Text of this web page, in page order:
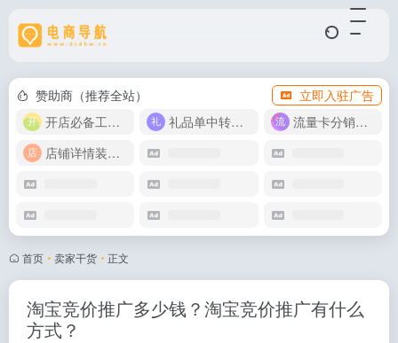
赞助商（推荐全站）
立即入驻广告
开店必备工具箱
礼品单中转同步单
流量卡分销代理
店铺详情装修模版
首页 • 卖家干货 • 正文
淘宝竞价推广多少钱？淘宝竞价推广有什么
方式？